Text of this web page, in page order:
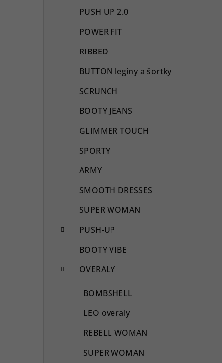
PUSH UP 2.0
POWER FIT
RIBBED
BUTTON legíny a šortky
SCRUNCH
BOOTY JEANS
GLIMMER TOUCH
SPORTY
ARMY
SMOOTH DRESSES
SUPER WOMAN
PUSH-UP
BOOTY VIBE
OVERALY
BOMBSHELL
LEO overaly
REBELL WOMAN
SUPER WOMAN